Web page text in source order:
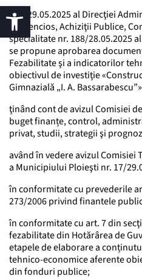
273/29.05.2025 al Direcţiei
Contencios, Achiziţii Publice,
specialitate nr. 188/28.05.2025
se propune aprobarea
Fezabilitate şi a indicatorilor
obiectivul de investiţie
Gimnazială „I. A.
ţinând cont de avizul Comisiei
buget finanțe, control,
privat, studii, strategii şi
având în vedere avizul Comisiei
a Municipiului Ploieşti nr. 17/
în conformitate cu prevederile
273/2006 privind finantele
în conformitate cu art. 7 din
fezabilitate din Hotărârea de
etapele de elaborare a
tehnico-economice aferente
din fonduri publice;